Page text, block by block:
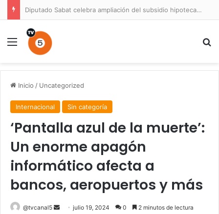
Prisión preventiva para conductor por atropello múltiple con resultado de muerte en La Unión
Menú
Inicio / Uncategorized
Internacional Sin categoría
‘Pantalla azul de la muerte’:
Un enorme apagón
informático afecta a
bancos, aeropuertos y más
@tvcanal5
Sendjulio 19, 2024 0 2 minutos de lectura